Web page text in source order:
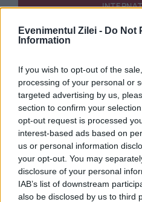
Evenimentul Zilei - Do Not
Information
If you wish to opt-out of the
processing of your personal or
targeted advertising by us,
section to confirm your
opt-out request is processed
interest-based ads based on
us or personal information
your opt-out. You may
disclosure of your personal
IAB’s list of downstream
also be disclosed by us to third
Oficial separatist
Autoritățile